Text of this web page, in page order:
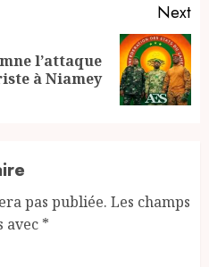
Next
l’attaque
à Niamey
pas publiée. Les champs
avec *